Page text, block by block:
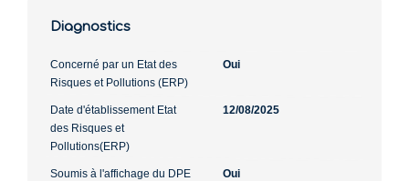
Diagnostics
Concerné par un Etat des
Risques et Pollutions (ERP)
Oui
Date d'établissement Etat
des Risques et
Pollutions(ERP)
12/08/2025
Soumis à l'affichage du DPE Oui